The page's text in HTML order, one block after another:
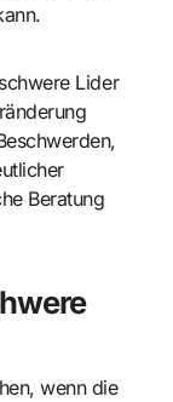
Lider
Beratung